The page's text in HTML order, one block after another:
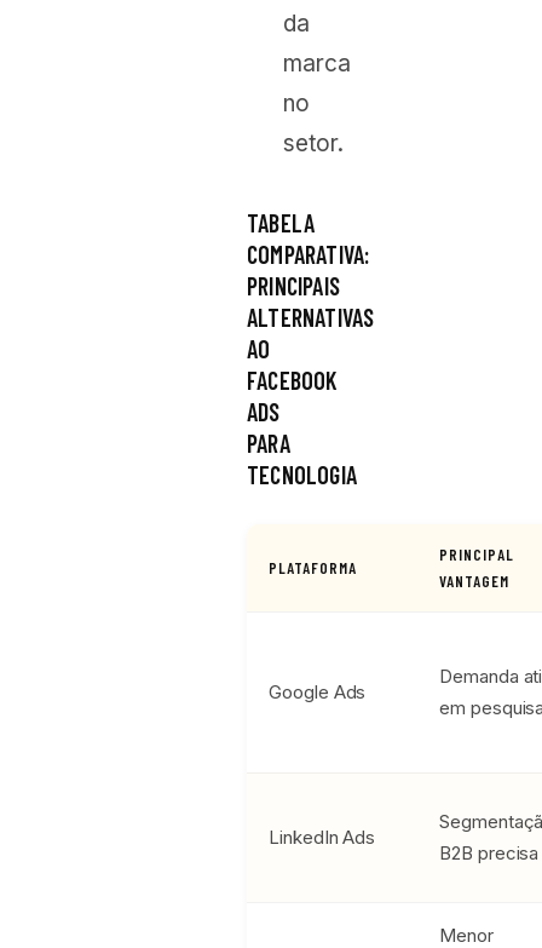
da
marca
no
setor.
TABELA
COMPARATIVA:
PRINCIPAIS
ALTERNATIVAS
AO
FACEBOOK
ADS
PARA
TECNOLOGIA
PLATAFORMA
PRINCIPAL
VANTAGEM
Google Ads
Demanda
em
LinkedIn Ads
B2B precisa
Menor